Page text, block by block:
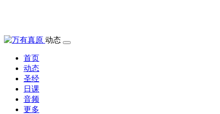
动态
首页
动态
圣经
日课
音频
更多